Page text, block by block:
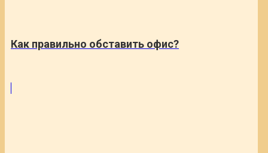
Как правильно обставить офис?